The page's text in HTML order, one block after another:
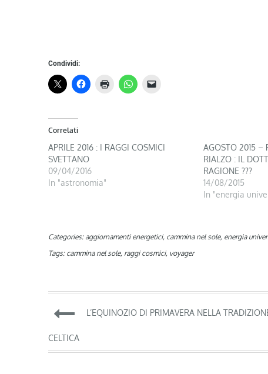
Condividi:
Correlati
APRILE 2016 : I RAGGI COSMICI
SVETTANO
09/04/2016
In "astronomia"
AGOSTO 2015 –
RIALZO : IL
RAGIONE ???
14/08/2015
In "energia
Categories: aggiornamenti energetici, cammina nel sole, energia
Tags: cammina nel sole, raggi cosmici, voyager
Navigazione
articoli
L’EQUINOZIO DI PRIMAVERA NELLA
CELTICA